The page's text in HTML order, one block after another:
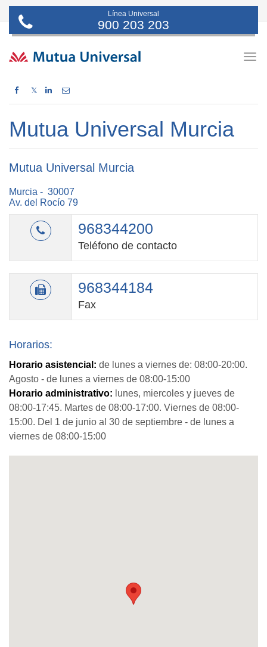
Línea Universal
900 203 203
𝕏
Mutua Universal Murcia
Mutua Universal Murcia
Murcia - 30007
Av. del Rocío 79
968344200
Teléfono de contacto
968344184
Fax
Horarios:
Horario asistencial: de lunes a viernes de: 08:00-20:00.
Agosto - de lunes a viernes de 08:00-15:00
Horario administrativo: lunes, miercoles y jueves de
08:00-17:45. Martes de 08:00-17:00. Viernes de 08:00-
15:00. Del 1 de junio al 30 de septiembre - de lunes a
viernes de 08:00-15:00